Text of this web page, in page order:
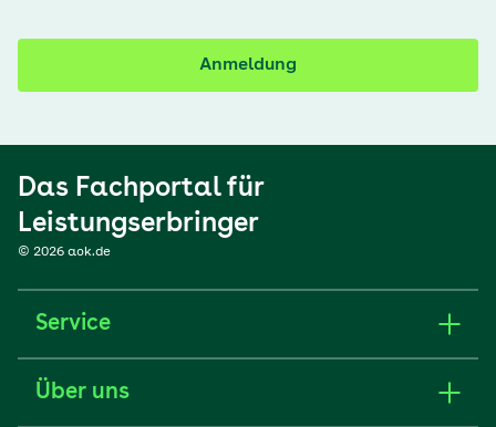
Anmeldung
Das Fachportal für
Leistungserbringer
© 2026 aok.de
Service
Über uns